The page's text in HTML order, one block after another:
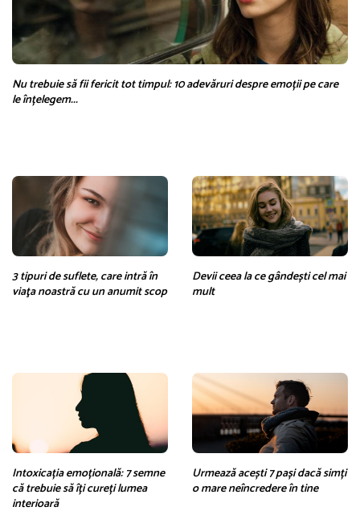
Nu trebuie să fii fericit tot timpul: 10 adevăruri despre emoții pe care
le înțelegem...
3 tipuri de suflete, care intră în
viaţa noastră cu un anumit scop
Devii ceea la ce gândești cel mai
mult
Intoxicația emoțională: 7 semne
că trebuie să îți cureți lumea
interioară
Urmează acești 7 pași dacă simți
o mare neîncredere în tine